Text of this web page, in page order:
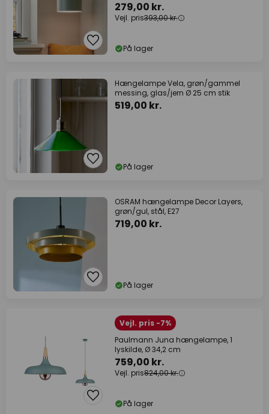
279,00 kr.
Vejl. pris393,00 kr.
På lager
Hængelampe Vela, grøn/gammel
messing, glas/jern Ø 25 cm stik
519,00 kr.
På lager
OSRAM hængelampe Decor Layers,
grøn/gul, stål, E27
719,00 kr.
På lager
Vejl. pris -7%
Paulmann Juna hængelampe, 1
lyskilde, Ø 34,2 cm
759,00 kr.
Vejl. pris824,00 kr.
På lager